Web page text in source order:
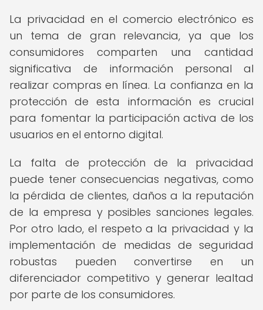
La privacidad en el comercio electrónico es
un tema de gran relevancia, ya que los
consumidores comparten una cantidad
significativa de información personal al
realizar compras en línea. La confianza en la
protección de esta información es crucial
para fomentar la participación activa de los
usuarios en el entorno digital.
La falta de protección de la privacidad
puede tener consecuencias negativas, como
la pérdida de clientes, daños a la reputación
de la empresa y posibles sanciones legales.
Por otro lado, el respeto a la privacidad y la
implementación de medidas de seguridad
robustas pueden convertirse en un
diferenciador competitivo y generar lealtad
por parte de los consumidores.